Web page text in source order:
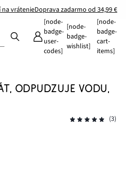
na vrátenieDoprava zadarmo od 34,99 €
[node-
badge-
user-
codes]
[node-
badge-
wishlist]
[node-
badge-
cart-
items]
ODPUDZUJE VODU,
(3)